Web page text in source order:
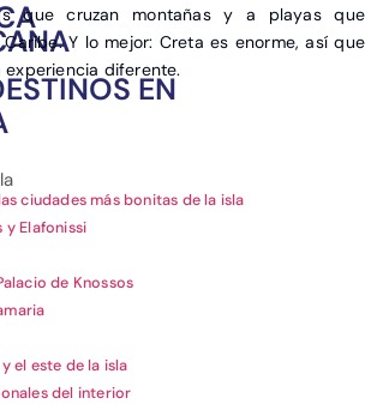
EN
que cruzan montañas y a playas que
Y lo mejor: Creta es enorme, así que
diferente.
ciudades más bonitas de la isla
y Elafonissi
de Knossos
el este de la isla
del interior